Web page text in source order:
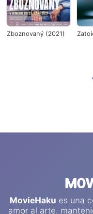
Zboznovaný (2021)
MovieHaku es una
amor al arte,